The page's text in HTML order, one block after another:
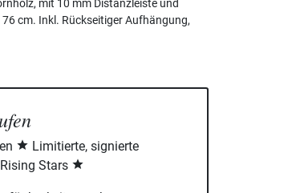
mit 10 mm Distanzleiste und
cm. Inkl. Rückseitiger Aufhängung,
Limitierte, signierte
Stars